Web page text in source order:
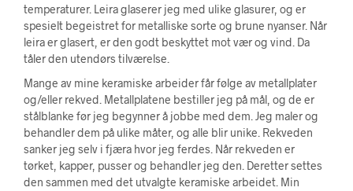
temperaturer. Leira glaserer jeg med ulike glasurer, og er
spesielt begeistret for metalliske sorte og brune nyanser. Når
leira er glasert, er den godt beskyttet mot vær og vind. Da
tåler den utendørs tilværelse.
Mange av mine keramiske arbeider får følge av metallplater
og/eller rekved. Metallplatene bestiller jeg på mål, og de er
stålblanke før jeg begynner å jobbe med dem. Jeg maler og
behandler dem på ulike måter, og alle blir unike. Rekveden
sanker jeg selv i fjæra hvor jeg ferdes. Når rekveden er
tørket, kapper, pusser og behandler jeg den. Deretter settes
den sammen med det utvalgte keramiske arbeidet. Min